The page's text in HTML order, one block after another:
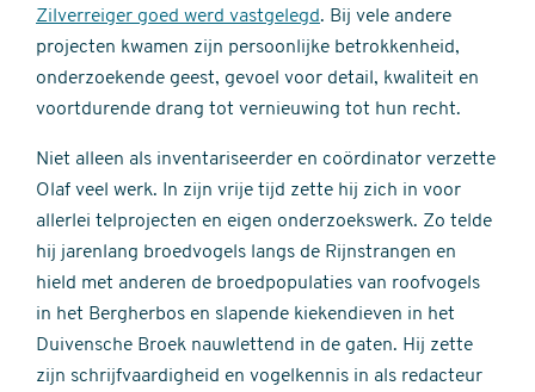
Zilverreiger goed werd vastgelegd. Bij vele andere
projecten kwamen zijn persoonlijke betrokkenheid,
onderzoekende geest, gevoel voor detail, kwaliteit en
voortdurende drang tot vernieuwing tot hun recht.
Niet alleen als inventariseerder en coördinator verzette
Olaf veel werk. In zijn vrije tijd zette hij zich in voor
allerlei telprojecten en eigen onderzoekswerk. Zo telde
hij jarenlang broedvogels langs de Rijnstrangen en
hield met anderen de broedpopulaties van roofvogels
in het Bergherbos en slapende kiekendieven in het
Duivensche Broek nauwlettend in de gaten. Hij zette
zijn schrijfvaardigheid en vogelkennis in als redacteur